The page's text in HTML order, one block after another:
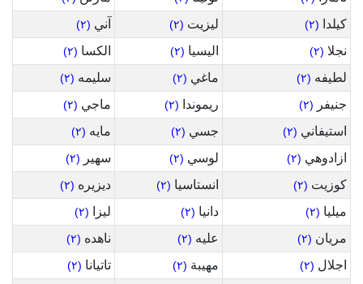
كيلدا (٢) ليزيت (٢) آني (٢)
نجلا (٢) اليسيا (٢) الكسا (٢)
لطيفه (٢) ماغي (٢) سليمه (٢)
جنيفر (٢) ريموندا (٢) ماجي (٢)
استيفاني (٢) جسي (٢) مايه (٢)
ازادوهي (٢) لوسي (٢) سهير (٢)
كوزيت (٢) انستاسيا (٢) ديزيره (٢)
ميليا (٢) دانيا (٢) ليزا (٢)
مريان (٢) عليه (٢) ناهده (٢)
اجلال (٢) مهيبة (٢) تاتيانا (٢)